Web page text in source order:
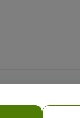
para Móviles